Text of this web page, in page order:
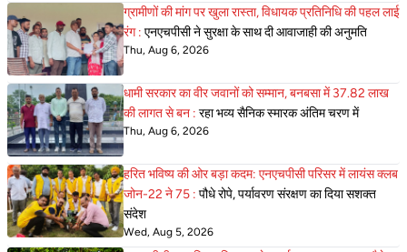
ग्रामीणों की मांग पर खुला रास्ता, विधायक प्रतिनिधि की पहल लाई
रंग : एनएचपीसी ने सुरक्षा के साथ दी आवाजाही की अनुमति
Thu, Aug 6, 2026
धामी सरकार का वीर जवानों को सम्मान, बनबसा में 37.82 लाख
की लागत से बन : रहा भव्य सैनिक स्मारक अंतिम चरण में
Thu, Aug 6, 2026
हरित भविष्य की ओर बड़ा कदम: एनएचपीसी परिसर में लायंस क्लब
जोन-22 ने 75 : पौधे रोपे, पर्यावरण संरक्षण का दिया सशक्त
संदेश
Wed, Aug 5, 2026